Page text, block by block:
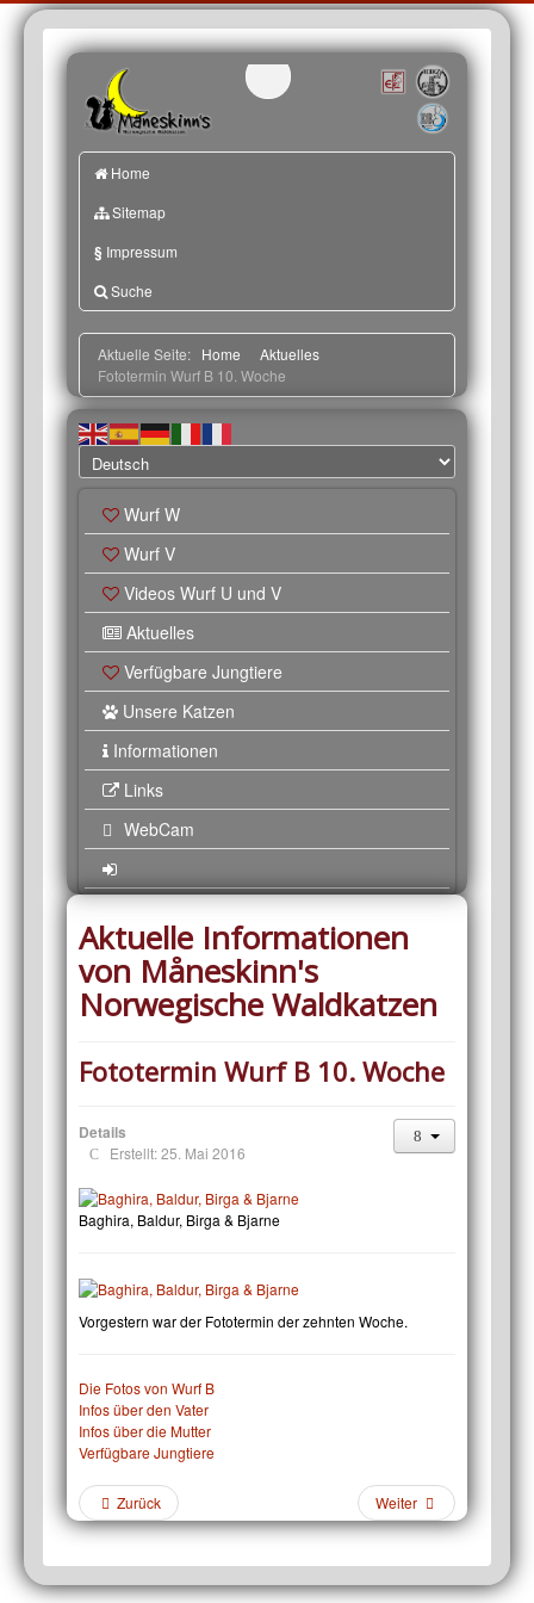
Home
Sitemap
§ Impressum
Suche
Aktuelle Seite: Home
Aktuelles
Fototermin Wurf B 10. Woche
Wurf W
Wurf V
Videos Wurf U und V
Aktuelles
Verfügbare Jungtiere
Unsere Katzen
Informationen
Links
WebCam
Aktuelle Informationen
von Måneskinn's
Norwegische Waldkatzen
Fototermin Wurf B 10. Woche
Details
Erstellt: 25. Mai 2016
Baghira, Baldur, Birga & Bjarne
Vorgestern war der Fototermin der zehnten Woche.
Die Fotos von Wurf B
Infos über den Vater
Infos über die Mutter
Verfügbare Jungtiere
Zurück Weiter